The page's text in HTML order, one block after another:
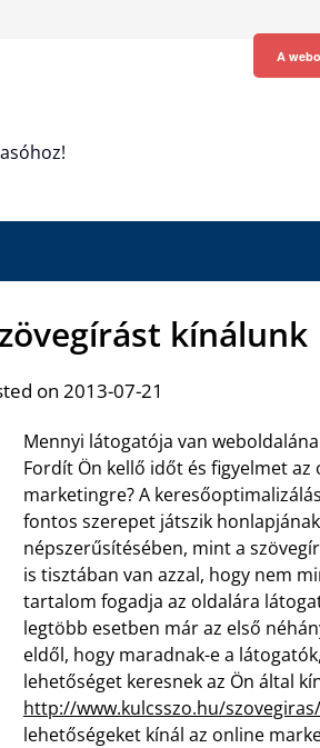
kínálunk
on 2013-07-21
Mennyi látogatója van
Fordít Ön kellő időt és figyelmet az
marketingre? A
fontos szerepet játszik honlapjának
népszerűsítésében, mint a
is tisztában van azzal, hogy nem
tartalom fogadja az oldalára
legtöbb esetben már az első
eldől, hogy maradnak-e a
lehetőséget keresnek az Ön által
http://www.kulcsszo.hu/szovegiras/
lehetőségeket kínál az online
A